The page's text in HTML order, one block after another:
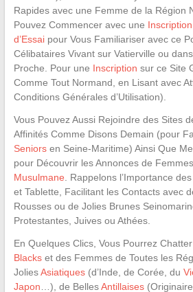
Rapides avec une Femme de la Région
Pouvez Commencer avec une
d’Essaipour Vous Familiariser avec ce
Célibataires Vivant sur Vatierville ou
Proche. Pour une Inscription sur ce Site
Comme Tout Normand, en Lisant avec
Conditions Générales d’Utilisation).
Vous Pouvez Aussi Rejoindre des Sites
Affinités Comme Disons Demain (pour
Seniorsen Seine-Maritime) Ainsi Que
pour Découvrir les Annonces de
Musulmane . Rappelons l’Importance
et Tablette, Facilitant les Contacts avec
Rousses ou de Jolies Brunes
Protestantes, Juives ou Athées.
En Quelques Clics, Vous Pourrez
Blackset des Femmes de Toutes les
JoliesAsiatiques(d’Inde, de Corée, du
Japon …), de BellesAntillaises